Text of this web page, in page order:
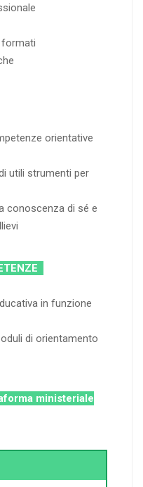
orientative
utili strumenti per
conoscenza di sé e
in funzione
di orientamento
ministeriale